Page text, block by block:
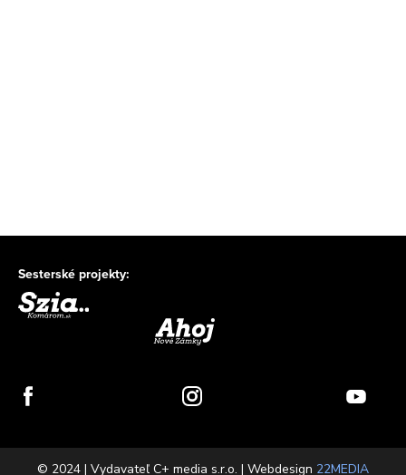
Sesterské projekty:
© 2024 | Vydavateľ C+ media s.r.o. | Webdesign 22MEDIA